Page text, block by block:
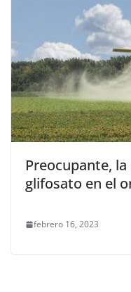
Preocupante,
glifosato en el
febrero 16, 2023